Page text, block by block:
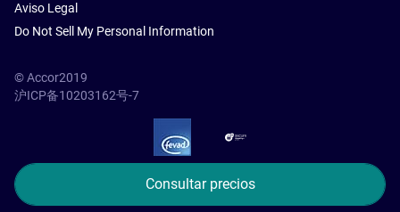
Consultar precios
Aviso Legal
Do Not Sell My Personal Information
© Accor2019
沪ICP备10203162号-7